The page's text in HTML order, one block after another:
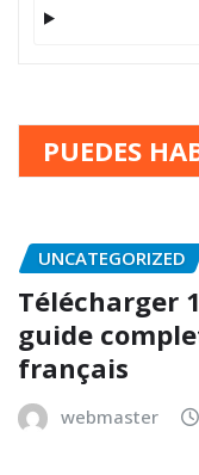
PUEDES
UNCATEGORIZED
Télécharger
guide
français
webmaster